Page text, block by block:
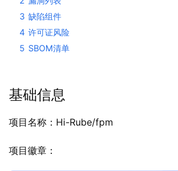
3 缺陷组件
4 许可证风险
5 SBOM清单
基础信息
项目名称：Hi-Rube/fpm
项目徽章：